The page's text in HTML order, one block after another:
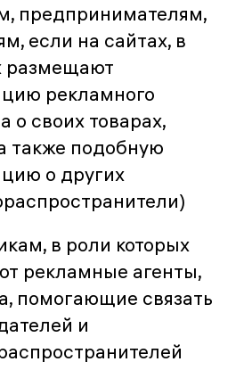
предпринимателям,
если на сайтах, в
размещают
рекламного
о своих товарах,
также подобную
о других
в роли которых
рекламные агенты,
помогающие связать
и